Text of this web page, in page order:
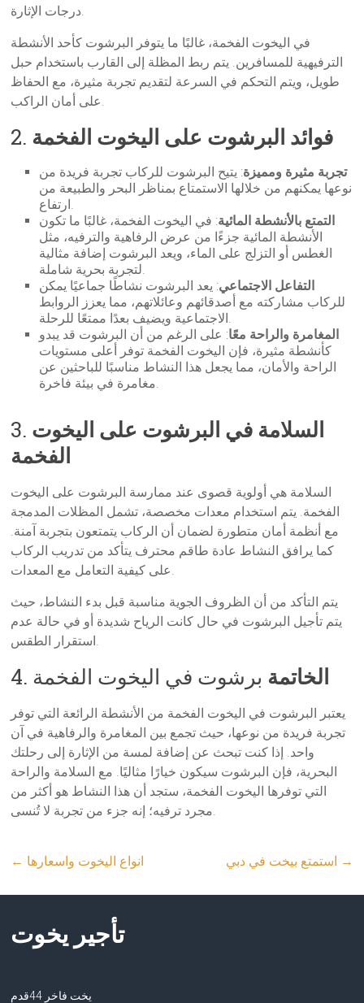
درجات الإثارة.
في اليخوت الفخمة، غالبًا ما يتوفر البرشوت كأحد الأنشطة
الترفيهية للمسافرين. يتم ربط المظلة إلى القارب باستخدام حبل
طويل، ويتم التحكم في السرعة لتقديم تجربة مثيرة، مع الحفاظ
على أمان الراكب.
2. فوائد البرشوت على اليخوت الفخمة
تجربة مثيرة ومميزة: يتيح البرشوت للركاب تجربة فريدة من
نوعها يمكنهم من خلالها الاستمتاع بمناظر البحر والطبيعة من
ارتفاع.
التمتع بالأنشطة المائية: في اليخوت الفخمة، غالبًا ما تكون
الأنشطة المائية جزءًا من عرض الرفاهية والترفيه، مثل
الغطس أو التزلج على الماء، ويعد البرشوت إضافة مثالية
لتجربة بحرية شاملة.
التفاعل الاجتماعي: يعد البرشوت نشاطًا جماعيًا يمكن
للركاب مشاركته مع أصدقائهم وعائلاتهم، مما يعزز الروابط
الاجتماعية ويضيف بعدًا ممتعًا للرحلة.
المغامرة والراحة معًا: على الرغم من أن البرشوت قد يبدو
كأنشطة مثيرة، فإن اليخوت الفخمة توفر أعلى مستويات
الراحة والأمان، مما يجعل هذا النشاط مناسبًا للباحثين عن
مغامرة في بيئة فاخرة.
3. السلامة في البرشوت على اليخوت
الفخمة
السلامة هي أولوية قصوى عند ممارسة البرشوت على اليخوت
الفخمة. يتم استخدام معدات مخصصة، تشمل المظلات المدمجة
مع أنظمة أمان متطورة لضمان أن الركاب يتمتعون بتجربة آمنة.
كما يرافق النشاط عادة طاقم محترف يتأكد من تدريب الركاب
على كيفية التعامل مع المعدات.
يتم التأكد من أن الظروف الجوية مناسبة قبل بدء النشاط، حيث
يتم تأجيل البرشوت في حال كانت الرياح شديدة أو في حالة عدم
استقرار الطقس.
4. الخاتمة برشوت في اليخوت الفخمة
يعتبر البرشوت في اليخوت الفخمة من الأنشطة الرائعة التي توفر
تجربة فريدة من نوعها، حيث تجمع بين المغامرة والرفاهية في آن
واحد. إذا كنت تبحث عن إضافة لمسة من الإثارة إلى رحلتك
البحرية، فإن البرشوت سيكون خيارًا مثاليًا. مع السلامة والراحة
التي توفرها اليخوت الفخمة، ستجد أن هذا النشاط هو أكثر من
مجرد ترفيه؛ إنه جزء من تجربة لا تُنسى.
← انواع اليخوت واسعارها →
تأجير يخوت
يخت فاخر 44قدم